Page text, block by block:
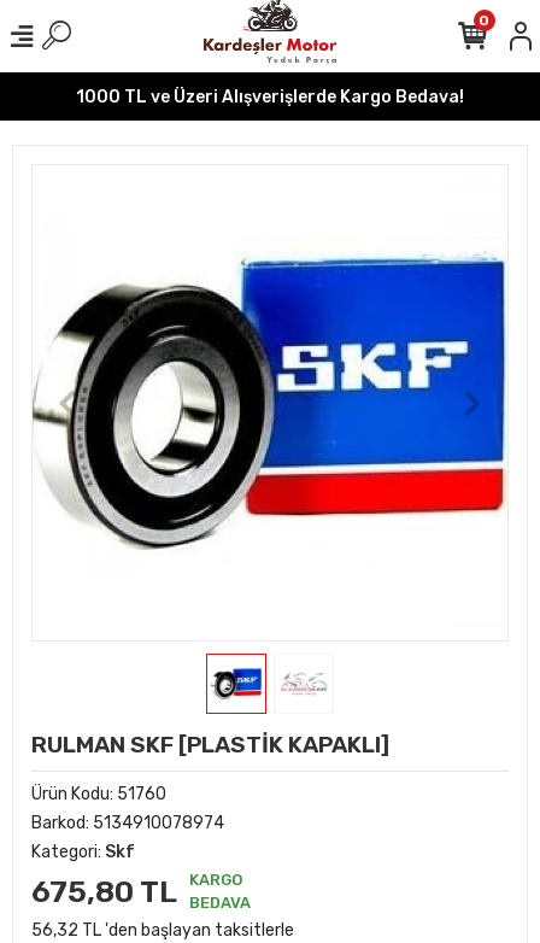
1000 TL ve Üzeri Alışverişlerde Kargo Bedava!
0
RULMAN SKF [PLASTİK KAPAKLI]
Ürün Kodu: 51760
Barkod: 5134910078974
Kategori: Skf
675,80 TL
KARGO
BEDAVA
56,32 TL 'den başlayan taksitlerle